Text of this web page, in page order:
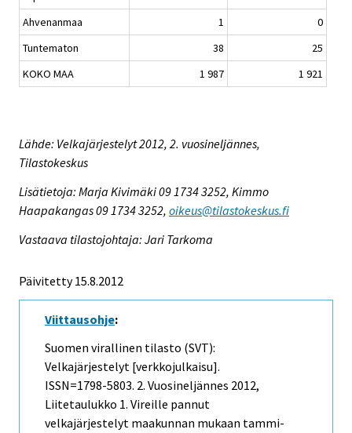
Ahvenanmaa
1
0
Tuntematon
38
25
KOKO MAA
1 987 1 921
Lähde: Velkajärjestelyt 2012, 2. vuosineljännes,
Tilastokeskus
Lisätietoja: Marja Kivimäki 09 1734 3252, Kimmo
Haapakangas 09 1734 3252, oikeus@tilastokeskus.fi
Vastaava tilastojohtaja: Jari Tarkoma
Päivitetty 15.8.2012
Viittausohje:
Suomen virallinen tilasto (SVT):
Velkajärjestelyt [verkkojulkaisu].
ISSN=1798-5803. 2. Vuosineljännes 2012,
Liitetaulukko 1. Vireille pannut
velkajärjestelyt maakunnan mukaan tammi-